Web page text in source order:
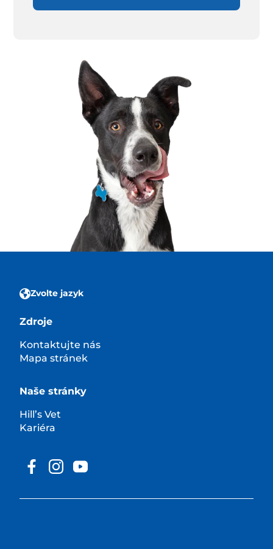
Zvolte jazyk
Zdroje
Kontaktujte nás
Mapa stránek
Naše stránky
Hill’s Vet
Kariéra